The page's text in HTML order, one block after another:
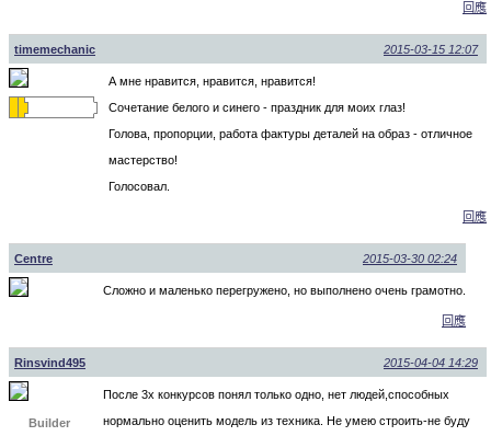
回應
timemechanic 2015-03-15 12:07
А мне нравится, нравится, нравится!
Сочетание белого и синего - праздник для моих глаз!
Голова, пропорции, работа фактуры деталей на образ - отличное
мастерство!
Голосовал.
回應
Centre 2015-03-30 02:24
Сложно и маленько перегружено, но выполнено очень грамотно.
回應
Rinsvind495 2015-04-04 14:29
Builder
После 3х конкурсов понял только одно, нет людей,способных
нормально оценить модель из техника. Не умею строить-не буду